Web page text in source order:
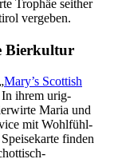
Trophäe seither
vergeben.
Bierkultur
Mary’s Scottish
ihrem urig-
Maria und
mit Wohlfühl-
finden